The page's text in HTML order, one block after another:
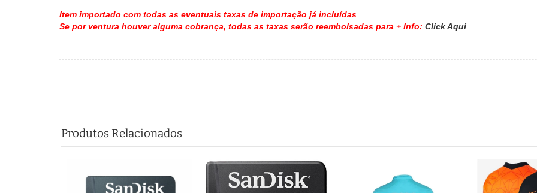
Item importado com todas as eventuais taxas de importação já incluídas
Se por ventura houver alguma cobrança, todas as taxas serão reembolsadas para + Info:Click Aqui
Produtos Relacionados